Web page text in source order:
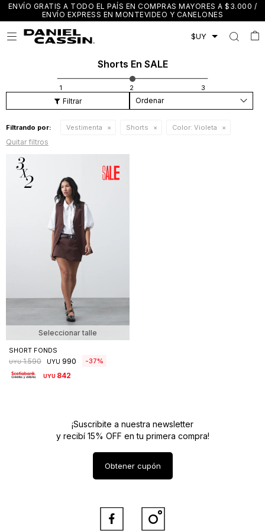
ENVÍO GRATIS A TODO EL PAÍS EN COMPRAS MAYORES A $3.000 /
ENVÍO EXPRESS EN MONTEVIDEO Y CANELONES

Shorts En SALE
Recomendados
Filtrando por: Vestimenta Shorts Color: Violeta
Quitar filtros
Seleccionar talle
SHORT FONDS
UYU 1.590 UYU 990 37
UYU 842
¡Suscribite a nuestra newsletter
y recibí 15% OFF en tu primera compra!
Obtener cupón
 